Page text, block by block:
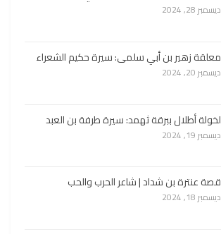
ديسمبر 28, 2024
معلقة زهير بن أبي سلمى: سيرة حكيم الشعراء
ديسمبر 20, 2024
لخولة أطلال ببرقة ثهمد: سيرة طرفة بن العبد
ديسمبر 19, 2024
قصة عنترة بن شداد | شاعر الحرب والحب
ديسمبر 18, 2024